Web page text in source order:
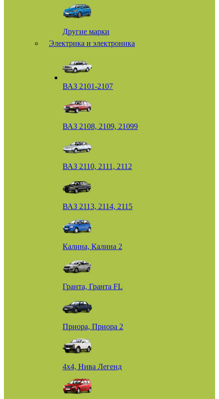
Другие марки
Электрика и электроника
ВАЗ 2101-2107
ВАЗ 2108, 2109, 21099
ВАЗ 2110, 2111, 2112
ВАЗ 2113, 2114, 2115
Калина, Калина 2
Гранта, Гранта FL
Приора, Приора 2
4х4, Нива Легенд